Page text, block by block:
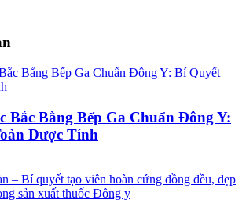
Bắc Bằng Bếp Ga Chuẩn Đông Y:
Dược Tính